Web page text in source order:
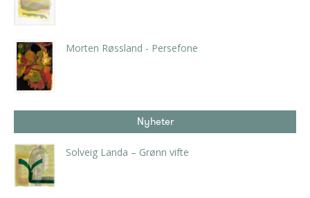
Morten Røssland - Persefone
Nyheter
Solveig Landa – Grønn vifte